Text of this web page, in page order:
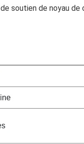
soutien de noyau de